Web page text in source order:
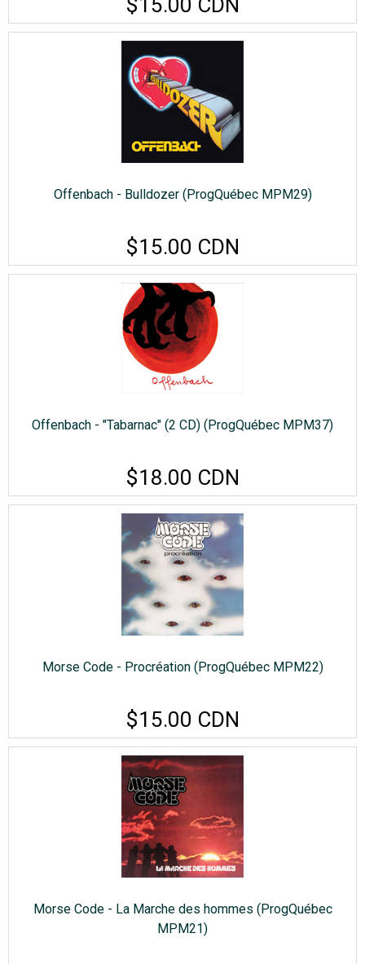
$15.00 CDN
Offenbach - Bulldozer (ProgQuébec MPM29)
$15.00 CDN
Offenbach - "Tabarnac" (2 CD) (ProgQuébec MPM37)
$18.00 CDN
Morse Code - Procréation (ProgQuébec MPM22)
$15.00 CDN
Morse Code - La Marche des hommes (ProgQuébec
MPM21)